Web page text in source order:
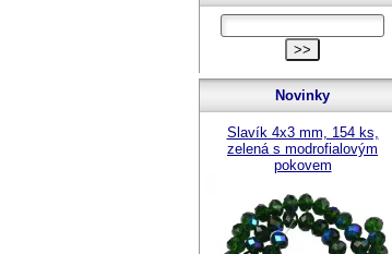
Novinky
Slavík 4x3 mm, 154 ks,
zelená s modrofialovým
pokovem